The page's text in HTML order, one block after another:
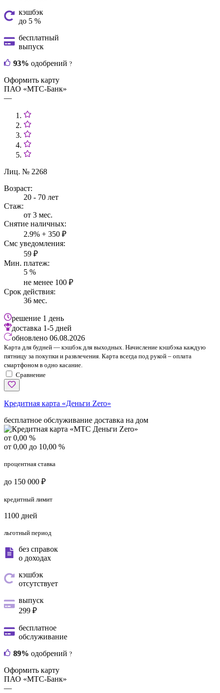
кэшбэк
до 5 %
бесплатный
выпуск
93% одобрений ?
Оформить карту
ПАО «МТС-Банк»
—
Лиц. № 2268
Возраст:
20 - 70 лет
Стаж:
от 3 мес.
Снятие наличных:
2.9% + 350 ₽
Смс уведомления:
59 ₽
Мин. платеж:
5 %
не менее 100 ₽
Срок действия:
36 мес.
решение 1 день
доставка 1-5 дней
обновлено 06.08.2026
Карта для будней — кэшбэк для выходных. Начисление кэшбэка каждую
пятницу за покупки и развлечения. Карта всегда под рукой – оплата
смартфоном в одно касание.
Сравнение
Кредитная карта «Деньги Zero»
бесплатное обслуживание доставка на дом
от 0,00 %
от 0,00 до 10,00 %
процентная ставка
до 150 000 ₽
кредитный лимит
1100 дней
льготный период
без справок
о доходах
кэшбэк
отсутствует
выпуск
299 ₽
бесплатное
обслуживание
89% одобрений ?
Оформить карту
ПАО «МТС-Банк»
—